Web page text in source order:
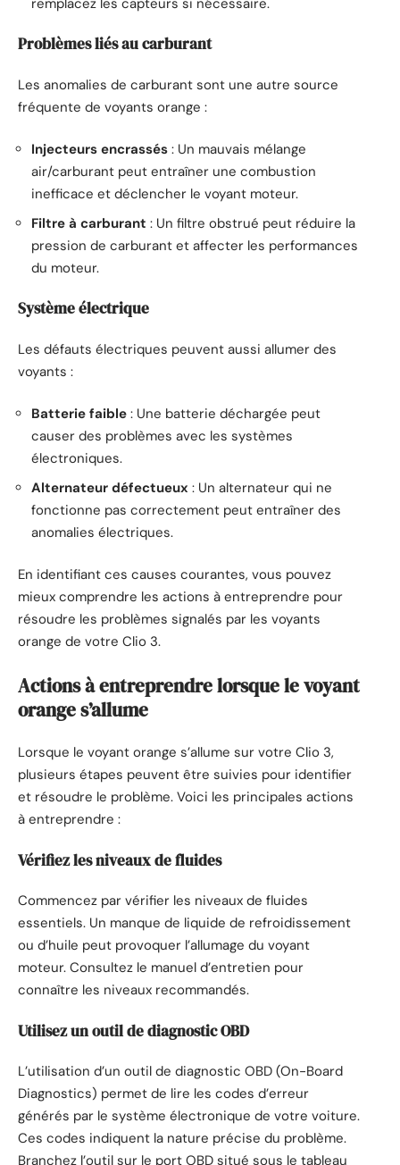
Problèmes liés au carburant
Les anomalies de carburant sont une autre source
fréquente de voyants orange :
Injecteurs encrassés : Un mauvais mélange
air/carburant peut entraîner une combustion
inefficace et déclencher le voyant moteur.
Filtre à carburant : Un filtre obstrué peut réduire la
pression de carburant et affecter les performances
du moteur.
Système électrique
Les défauts électriques peuvent aussi allumer des
voyants :
Batterie faible : Une batterie déchargée peut
causer des problèmes avec les systèmes
électroniques.
Alternateur défectueux : Un alternateur qui ne
fonctionne pas correctement peut entraîner des
anomalies électriques.
En identifiant ces causes courantes, vous pouvez
mieux comprendre les actions à entreprendre pour
résoudre les problèmes signalés par les voyants
orange de votre Clio 3.
Actions à entreprendre lorsque le voyant
orange s’allume
Lorsque le voyant orange s’allume sur votre Clio 3,
plusieurs étapes peuvent être suivies pour identifier
et résoudre le problème. Voici les principales actions
à entreprendre :
Vérifiez les niveaux de fluides
Commencez par vérifier les niveaux de fluides
essentiels. Un manque de liquide de refroidissement
ou d’huile peut provoquer l’allumage du voyant
moteur. Consultez le manuel d’entretien pour
connaître les niveaux recommandés.
Utilisez un outil de diagnostic OBD
L’utilisation d’un outil de diagnostic OBD (On-Board
Diagnostics) permet de lire les codes d’erreur
générés par le système électronique de votre voiture.
Ces codes indiquent la nature précise du problème.
Branchez l’outil sur le port OBD situé sous le tableau